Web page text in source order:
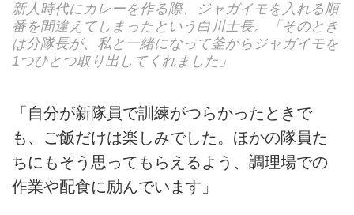
新人時代にカレーを作る際、ジャガイモを入れる順
番を間違えてしまったという白川士長。「そのとき
は分隊長が、私と一緒になって釜からジャガイモを
1つひとつ取り出してくれました」
「自分が新隊員で訓練がつらかったときで
も、ご飯だけは楽しみでした。ほかの隊員た
ちにもそう思ってもらえるよう、調理場での
作業や配食に励んでいます」